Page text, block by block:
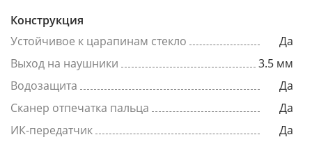
Конструкция
Устойчивое к царапинам стекло
Да
Выход на наушники
3.5 мм
Водозащита
Да
Сканер отпечатка пальца
Да
ИК-передатчик
Да